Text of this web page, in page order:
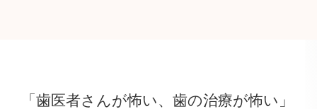
「歯医者さんが怖い、歯の治療が怖い」